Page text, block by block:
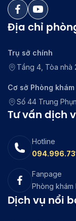
Địa chỉ
Trụ sở chính
Tầng 4, Tòa nhà
Cơ sở Phòng khám
Số 44 Trung
Tư vấn dịch
Hotline
Fanpage
Phòng khám
Dịch vụ nổi